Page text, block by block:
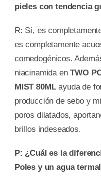
pieles con tendencia
R: Sí, es
es completamente
comedogénicos.
niacinamida enTWO
MIST 80MLayuda de
producción de sebo y
poros dilatados,
brillos indeseados.
P: ¿Cuál es la
Poles y un agua